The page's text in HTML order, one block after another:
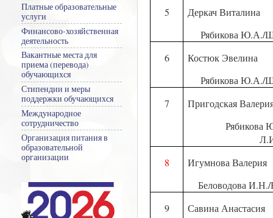
5
Деркач Виталина
Рябикова Ю.А./
6
Костюк Эвелина
Рябикова Ю.А./
7
Пригодская
Рябикова
8
Игумнова Валерия
Беловодова
9
Савина Анастасия
Платные образовательные
услуги
Финансово-хозяйственная
деятельность
Вакантные места для
приема (перевода)
обучающихся
Стипендии и меры
поддержки обучающихся
Международное
сотрудничество
Организация питания в
образовательной
организации